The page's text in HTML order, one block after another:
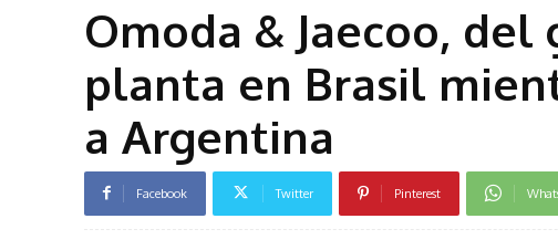
Omoda & Jaecoo,
planta en Brasil
a Argentina
Facebook Twitter Pinterest